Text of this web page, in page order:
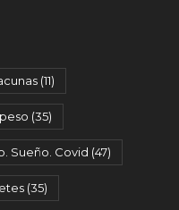
(11)
(35)
Sueño. Covid (47)
(35)